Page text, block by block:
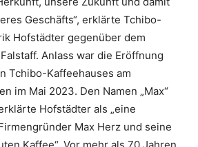
Geschäfts“, erklärte Tchibo-
Hofstädter gegenüber dem
Anlass war die Eröffnung
Tchibo-Kaffeehauses am
im Mai 2023. Den Namen „Max“
Hofstädter als „eine
Max Herz und seine